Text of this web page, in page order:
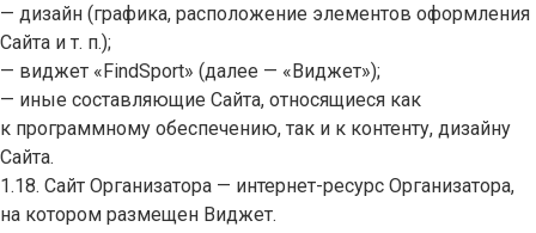
— дизайн (графика, расположение элементов оформления
Сайта и т. п.);
— виджет «FindSport» (далее — «Виджет»);
— иные составляющие Сайта, относящиеся как
к программному обеспечению, так и к контенту, дизайну
Сайта.
1.18. Сайт Организатора — интернет-ресурс Организатора,
на котором размещен Виджет.